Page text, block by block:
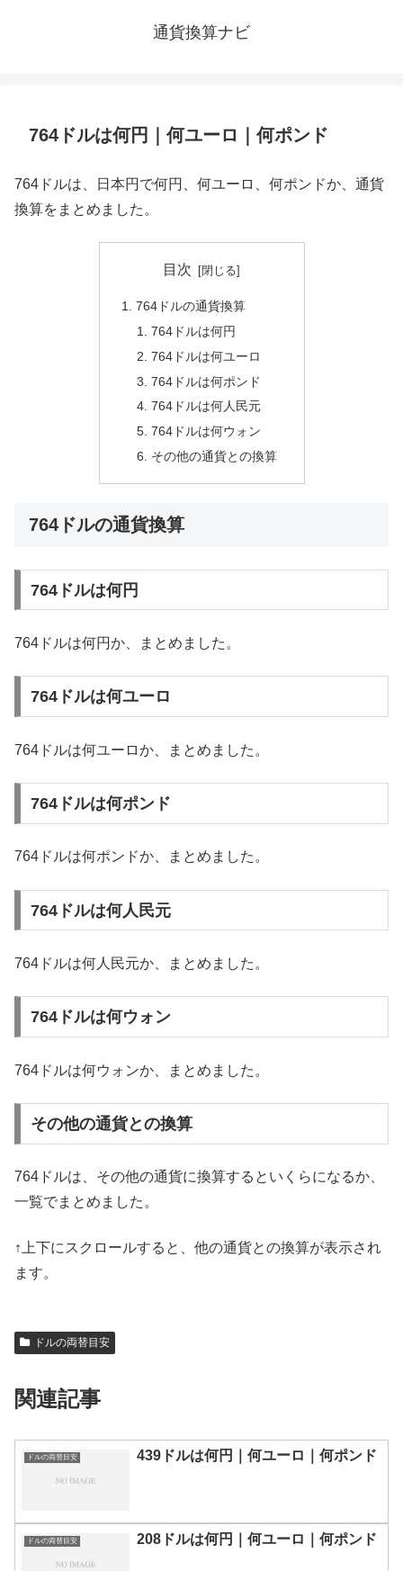
通貨換算ナビ
764ドルは何円｜何ユーロ｜何ポンド
764ドルは、日本円で何円、何ユーロ、何ポンドか、通貨
換算をまとめました。
目次
764ドルの通貨換算
764ドルは何円
764ドルは何ユーロ
764ドルは何ポンド
764ドルは何人民元
764ドルは何ウォン
その他の通貨との換算
764ドルの通貨換算
764ドルは何円
764ドルは何円か、まとめました。
764ドルは何ユーロ
764ドルは何ユーロか、まとめました。
764ドルは何ポンド
764ドルは何ポンドか、まとめました。
764ドルは何人民元
764ドルは何人民元か、まとめました。
764ドルは何ウォン
764ドルは何ウォンか、まとめました。
その他の通貨との換算
764ドルは、その他の通貨に換算するといくらになるか、
一覧でまとめました。
↑上下にスクロールすると、他の通貨との換算が表示され
ます。
ドルの両替目安
関連記事
ドルの両替目安 439ドルは何円｜何ユーロ｜何ポンド
ドルの両替目安 208ドルは何円｜何ユーロ｜何ポンド